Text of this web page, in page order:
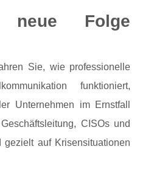
Folge
Sie, wie professionelle
funktioniert,
Unternehmen im Ernstfall
CISOs und
gezielt auf Krisensituationen